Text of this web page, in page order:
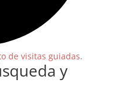
de visitas guiadas.
y